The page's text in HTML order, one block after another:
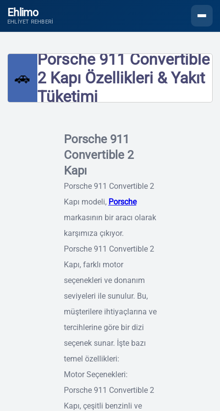
Ehlimo
EHLIYET REHBERI
🚗
Porsche 911 Convertible
2 Kapı Özellikleri & Yakıt
Tüketimi
Porsche 911
Convertible 2
Kapı
Porsche 911 Convertible 2
Kapı modeli, Porsche
markasının bir aracı olarak
karşımıza çıkıyor.
Porsche 911 Convertible 2
Kapı, farklı motor
seçenekleri ve donanım
seviyeleri ile sunulur. Bu,
müşterilere ihtiyaçlarına ve
tercihlerine göre bir dizi
seçenek sunar. İşte bazı
temel özellikleri:
Motor Seçenekleri:
Porsche 911 Convertible 2
Kapı, çeşitli benzinli ve